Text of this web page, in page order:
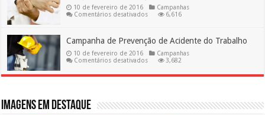
10 de fevereiro de 2016
Campanhas
Comentários desativadosem
LER
DORT
6,616
Campanha de Prevenção de Acidente do Trabalho
10 de fevereiro de 2016
Campanhas
Comentários desativadosem
de
do
Trabalho
3,682
Imagens em destaque